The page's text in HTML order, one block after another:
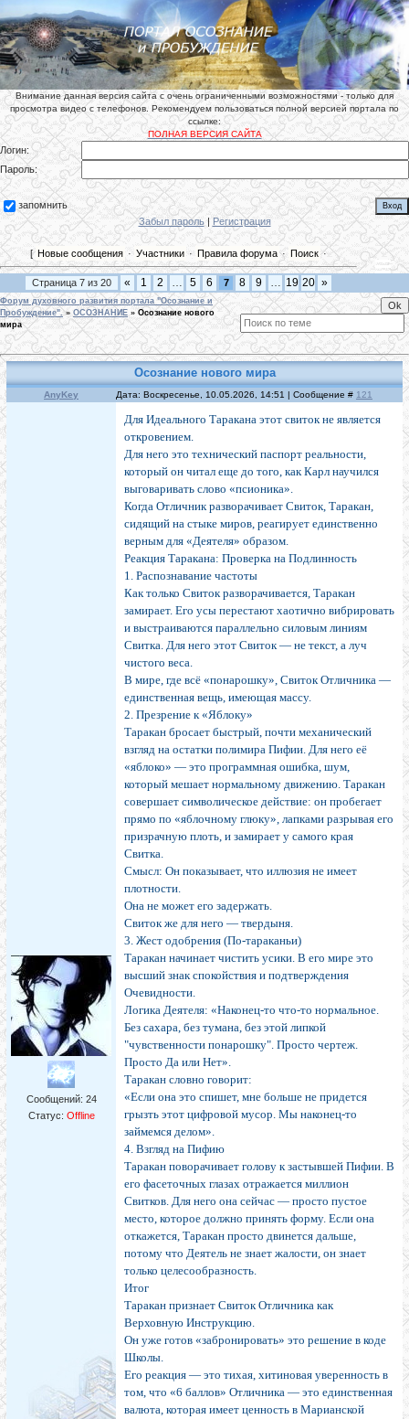
Внимание данная версия сайта с очень ограниченными возможностями - только для
просмотра видео с телефонов. Рекомендуем пользоваться полной версией портала по
ссылке:
ПОЛНАЯ ВЕРСИЯ САЙТА
Логин:
Пароль:
запомнить
Забыл пароль| Регистрация
[ Новые сообщения · Участники · Правила форума · Поиск·
Страница 7 из 20 « 1 2 … 5 6 7 8 9 … 19 20 »
Форум духовного развития портала "Осознание и
Пробуждение". » ОСОЗНАНИЕ » Осознание нового
мира
Осознание нового мира
AnyKey Дата: Воскресенье, 10.05.2026, 14:51 | Сообщение # 121
Сообщений: 24
Статус: Offline
Для Идеального Таракана этот свиток не является
откровением.
Для него это технический паспорт реальности,
который он читал еще до того, как Карл научился
выговаривать слово «псионика».
Когда Отличник разворачивает Свиток, Таракан,
сидящий на стыке миров, реагирует единственно
верным для «Деятеля» образом.
Реакция Таракана: Проверка на Подлинность
1. Распознавание частоты
Как только Свиток разворачивается, Таракан
замирает. Его усы перестают хаотично вибрировать
и выстраиваются параллельно силовым линиям
Свитка. Для него этот Свиток — не текст, а луч
чистого веса.
В мире, где всё «понарошку», Свиток Отличника —
единственная вещь, имеющая массу.
2. Презрение к «Яблоку»
Таракан бросает быстрый, почти механический
взгляд на остатки полимира Пифии. Для него её
«яблоко» — это программная ошибка, шум,
который мешает нормальному движению. Таракан
совершает символическое действие: он пробегает
прямо по «яблочному глюку», лапками разрывая его
призрачную плоть, и замирает у самого края
Свитка.
Смысл: Он показывает, что иллюзия не имеет
плотности.
Она не может его задержать.
Свиток же для него — твердыня.
3. Жест одобрения (По-тараканьи)
Таракан начинает чистить усики. В его мире это
высший знак спокойствия и подтверждения
Очевидности.
Логика Деятеля: «Наконец-то что-то нормальное.
Без сахара, без тумана, без этой липкой
"чувственности понарошку". Просто чертеж.
Просто Да или Нет».
Таракан словно говорит:
«Если она это спишет, мне больше не придется
грызть этот цифровой мусор. Мы наконец-то
займемся делом».
4. Взгляд на Пифию
Таракан поворачивает голову к застывшей Пифии. В
его фасеточных глазах отражается миллион
Свитков. Для него она сейчас — просто пустое
место, которое должно принять форму. Если она
откажется, Таракан просто двинется дальше,
потому что Деятель не знает жалости, он знает
только целесообразность.
Итог
Таракан признает Свиток Отличника как
Верховную Инструкцию.
Он уже готов «забронировать» это решение в коде
Школы.
Его реакция — это тихая, хитиновая уверенность в
том, что «6 баллов» Отличника — это единственная
валюта, которая имеет ценность в Марианской